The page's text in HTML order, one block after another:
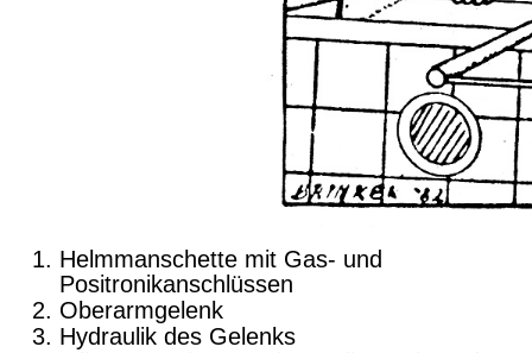
Helmmanschette mit Gas- und
Positronikanschlüssen
Oberarmgelenk
Hydraulik des Gelenks